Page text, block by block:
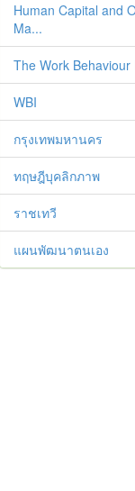
Human Capital and
Ma...
The Work Behaviour
WBI
กรุงเทพมหานคร
ทฤษฎีบุคลิกภาพ
ราชเทวี
แผนพัฒนาตนเอง